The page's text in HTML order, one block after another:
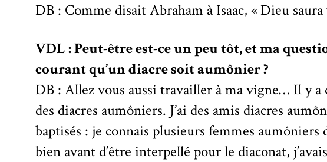
DB : Comme disait Abraham à Isaac, « Dieu
VDL : Peut-être est-ce un peu tôt, et ma
courant qu’un diacre soit aumônier ?
DB : Allez vous aussi travailler à ma vigne… Il y
des diacres aumôniers. J’ai des amis diacres
baptisés : je connais plusieurs femmes
bien avant d’être interpellé pour le diaconat,